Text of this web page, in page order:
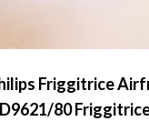
Friggitrice
80